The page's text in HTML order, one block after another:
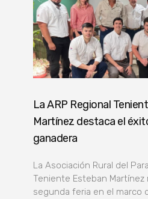
La ARP Regional
Martínez destaca el
ganadera
La Asociación Rural del
Teniente Esteban
segunda feria en el marco